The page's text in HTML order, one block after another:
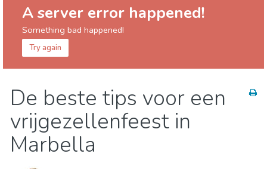
A server error happened!
Something bad happened!
Try again
Lokale evenementen
Museum & Kunst
Nachtleven & bars
Sport & avontuur
De beste tips voor een
vrijgezellenfeest in
Marbella